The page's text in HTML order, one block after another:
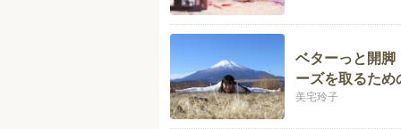
ベターっと開脚
ーズを取るため
美宅玲子